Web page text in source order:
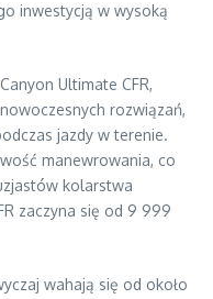
inwestycją w wysoką
Ultimate CFR,
rozwiązań,
jazdy w terenie.
manewrowania, co
kolarstwa
zaczyna się od 9 999
wahają się od około